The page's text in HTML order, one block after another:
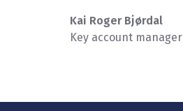
Kai Roger Bjørdal
Key account manager